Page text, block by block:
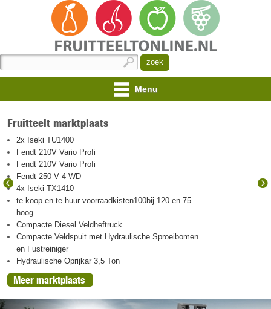
Menu
Fruitteelt marktplaats
2x Iseki TU1400
Fendt 210V Vario Profi
Fendt 210V Vario Profi
Fendt 250 V 4-WD
4x Iseki TX1410
te koop en te huur voorraadkisten100bij 120 en 75
hoog
Compacte Diesel Veldheftruck
Compacte Veldspuit met Hydraulische Sproeibomen
en Fustreiniger
Hydraulische Oprijkar 3,5 Ton
Meer marktplaats